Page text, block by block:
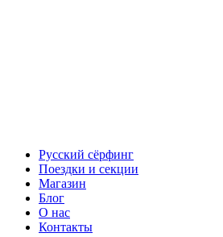
Русский сёрфинг
Поездки и секции
Магазин
Блог
О нас
Контакты